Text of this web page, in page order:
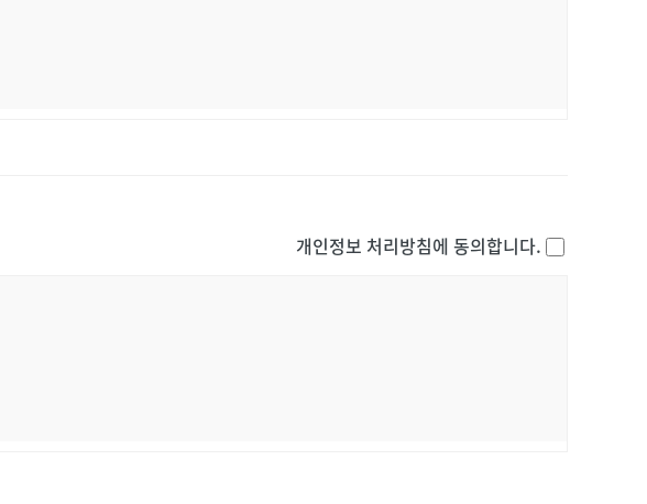
개인정보 처리방침에 동의합니다.